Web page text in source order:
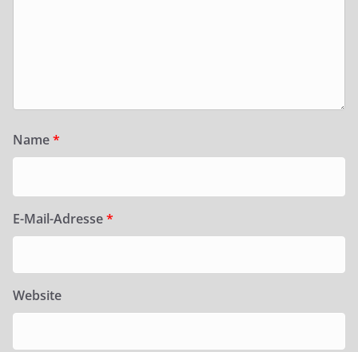
Name*
E-Mail-Adresse*
Website